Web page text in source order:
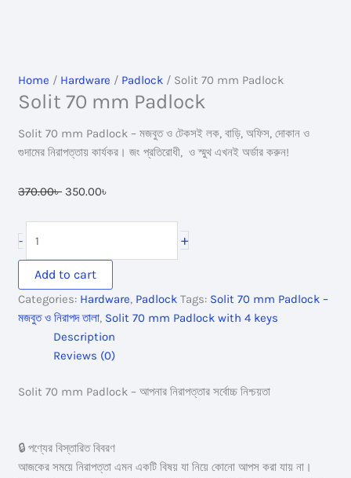
Home / Hardware / Padlock / Solit 70 mm Padlock
Solit 70 mm Padlock
Solit 70 mm Padlock – মজবুত ও টেকসই লক, বাড়ি, অফিস, দোকান ও
গুদামের নিরাপত্তায় কার্যকর। জং প্রতিরোধী, ও স্মুথ এখনই অর্ডার করুন!
370.00৳ Original
350.00৳
-
70
mm
Padlock
quantity
+
Add to cart
Categories: Hardware, Padlock Tags: Solit 70 mm Padlock –
মজবুত ও নিরাপদ তালা, Solit 70 mm Padlock with 4 keys
Description
Reviews (0)
Solit 70 mm Padlock – আপনার নিরাপত্তার সর্বোচ্চ নিশ্চয়তা
🔒 পণ্যের বিস্তারিত বিবরণ
আজকের সময়ে নিরাপত্তা এমন একটি বিষয় যা নিয়ে কোনো আপস করা যায় না।